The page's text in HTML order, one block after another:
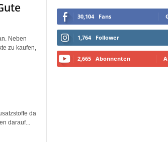
Neben
zu kaufen,
da
darauf...
30,104 Fans
1,764 Follower
2,665 Abonnenten